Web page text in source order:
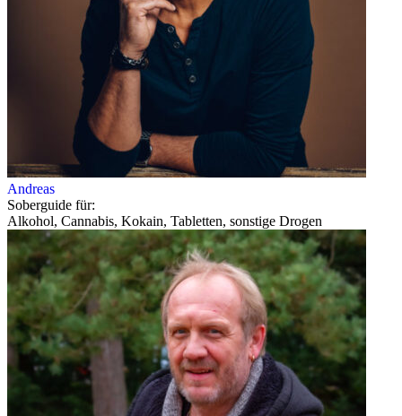
Andreas
Soberguide für:
Alkohol, Cannabis, Kokain, Tabletten, sonstige Drogen